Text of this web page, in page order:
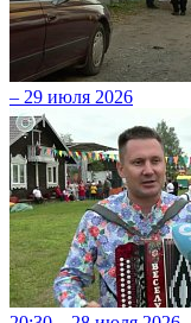
– 29 июля 2026